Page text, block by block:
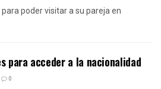
poder visitar a su pareja en
para acceder a la nacionalidad
0